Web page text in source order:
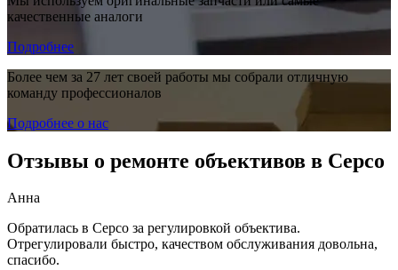
качественные аналоги
Подробнее
Более чем за 27 лет своей работы мы собрали отличную
команду профессионалов
Подробнее о нас
Отзывы о ремонте объективов в Серсо
Анна
Обратилась в Серсо за регулировкой объектива.
Отрегулировали быстро, качеством обслуживания довольна,
спасибо.